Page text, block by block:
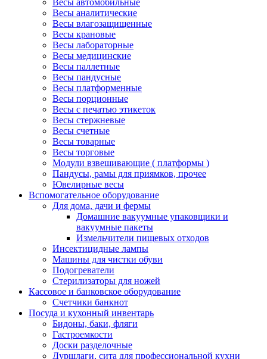
Весы автомобильные
Весы аналитические
Весы влагозащищенные
Весы крановые
Весы лабораторные
Весы медицинские
Весы паллетные
Весы пандусные
Весы платформенные
Весы порционные
Весы с печатью этикеток
Весы стержневые
Весы счетные
Весы товарные
Весы торговые
Модули взвешивающие ( платформы )
Пандусы, рамы для приямков, прочее
Ювелирные весы
Вспомогательное оборудование
Для дома, дачи и фермы
Домашние вакуумные упаковщики и
вакуумные пакеты
Измельчители пищевых отходов
Инсектицидные лампы
Машины для чистки обуви
Подогреватели
Стерилизаторы для ножей
Кассовое и банковское оборудование
Счетчики банкнот
Посуда и кухонный инвентарь
Бидоны, баки, фляги
Гастроемкости
Доски разделочные
Дуршлаги, сита для профессиональной кухни